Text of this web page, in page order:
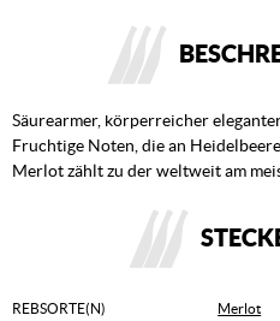
Säurearmer, körperreicher
Fruchtige Noten, die an
Merlot zählt zu der weltweit am
REBSORTE(N) Merlot